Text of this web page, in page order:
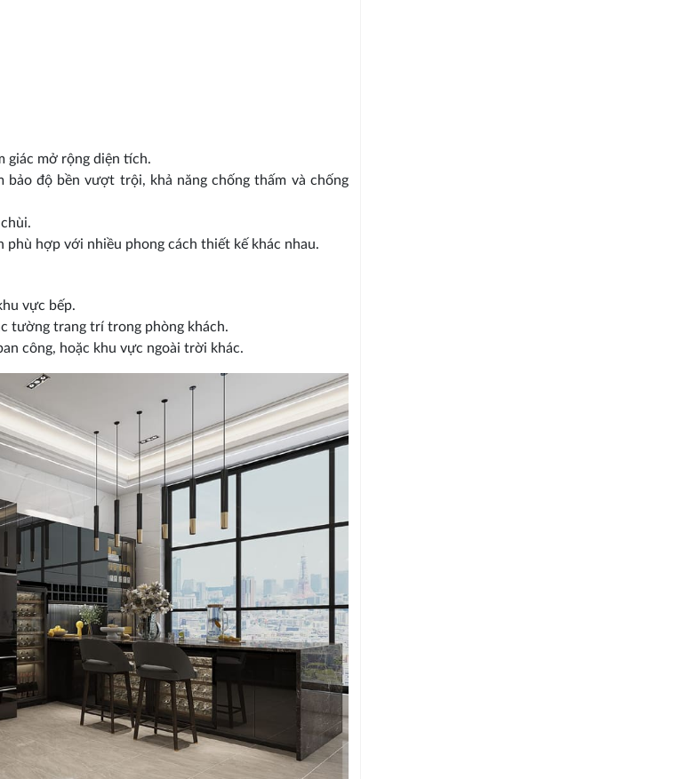
giác mở rộng diện tích.
độ bền vượt trội, khả năng chống thấm và chống
phù hợp với nhiều phong cách thiết kế khác nhau.
vực bếp.
tường trang trí trong phòng khách.
công, hoặc khu vực ngoài trời khác.